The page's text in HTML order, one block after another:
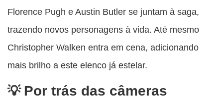
Florence Pugh e Austin Butler se juntam à saga,
trazendo novos personagens à vida. Até mesmo
Christopher Walken entra em cena, adicionando
mais brilho a este elenco já estelar.
Por trás das câmeras